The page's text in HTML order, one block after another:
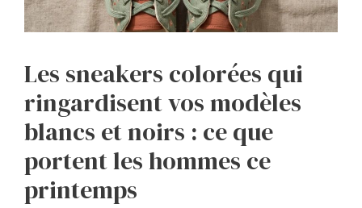
Les sneakers colorées qui
ringardisent vos modèles
blancs et noirs : ce que
portent les hommes ce
printemps